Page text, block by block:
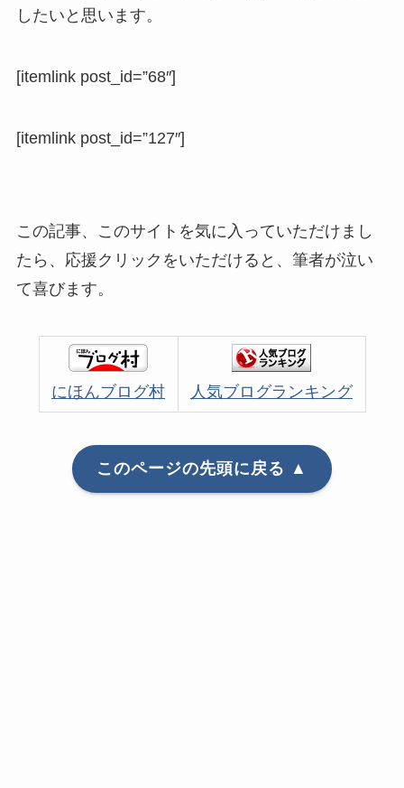
したいと思います。
[itemlink post_id=”68″]
[itemlink post_id=”127″]
この記事、このサイトを気に入っていただけまし
たら、応援クリックをいただけると、筆者が泣い
て喜びます。
にほんブログ村 人気ブログランキング
このページの先頭に戻る ▲